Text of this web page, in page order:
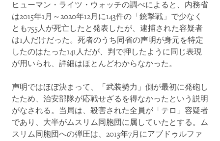
ヒューマン・ライツ・ウォッチの調べによると、内務省
は2015年1月～2020年12月に143件の「銃撃戦」で少なく
とも755人が死亡したと発表したが、逮捕された容疑者
は1人だけだった。死者のうち同省の声明が身元を特定
したのはたった141人だが、判で押したように同じ表現
が用いられ、詳細はほとんどわからなかった。
声明ではほぼ決まって、「武装勢力」側が最初に発砲し
たため、治安部隊が応戦せざるを得なかったという説明
がなされる。当局は、殺害された全員が「テロ」容疑者
であり、大半がムスリム同胞団に属していたとする。ム
スリム同胞団への弾圧は、2013年7月にアブドゥルファ